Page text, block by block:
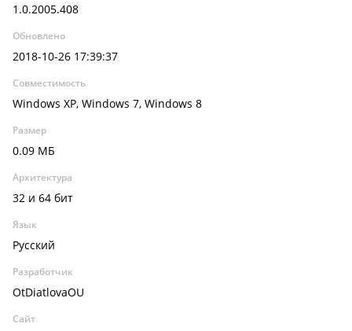
1.0.2005.408
Обновлено
2018-10-26 17:39:37
Совместимость
Windows XP, Windows 7, Windows 8
Размер
0.09 МБ
Архитектура
32 и 64 бит
Язык
Русский
Разработчик
OtDiatlovaOU
Сайт